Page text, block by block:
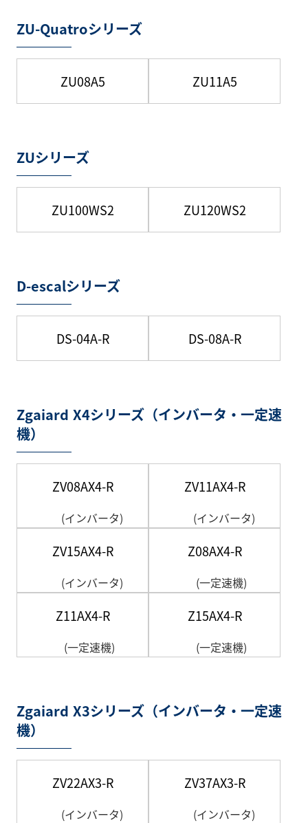
ZU-Quatroシリーズ
ZU08A5 ZU11A5
ZUシリーズ
ZU100WS2 ZU120WS2
D-escalシリーズ
DS-04A-R DS-08A-R
Zgaiard X4シリーズ（インバータ・一定速
機）
ZV08AX4-R
(インバータ)
ZV11AX4-R
(インバータ)
ZV15AX4-R
(インバータ)
Z08AX4-R
(一定速機)
Z11AX4-R
(一定速機)
Z15AX4-R
(一定速機)
Zgaiard X3シリーズ（インバータ・一定速
機）
ZV22AX3-R
(インバータ)
ZV37AX3-R
(インバータ)